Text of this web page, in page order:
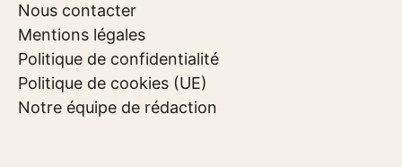
Nous contacter
Mentions légales
Politique de confidentialité
Politique de cookies (UE)
Notre équipe de rédaction